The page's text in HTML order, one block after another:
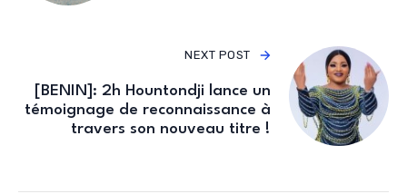
NEXT POST
[BENIN]: 2h Hountondji lance un
témoignage de reconnaissance à
travers son nouveau titre !